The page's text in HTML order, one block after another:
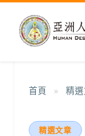
首頁 » 精
精選文章